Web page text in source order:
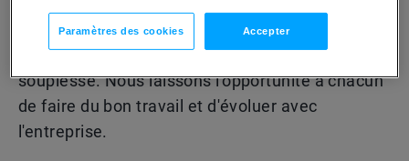
équipe internationale qui valorise sur le
raisonnement pratique, la prise d'initiative et la
souplesse. Nous laissons l'opportunité à chacun
de faire du bon travail et d'évoluer avec
l'entreprise.
Paramètres des cookies Accepter